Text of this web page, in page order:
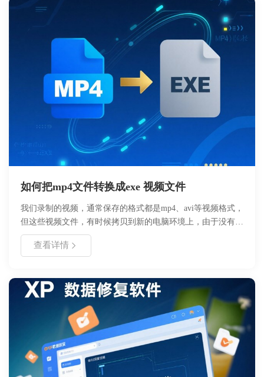
技术背景，即可通过简单的三步操作找回丢失数据。建议在使
用前仔细阅读本手册，以确保数据恢复过程顺利且安全。
如何把mp4文件转换成exe 视频文件
我们录制的视频，通常保存的格式都是mp4、avi等视频格式，
但这些视频文件，有时候拷贝到新的电脑环境上，由于没有安
装相关的播放器，或者没有安装相关播放器的解码器，是无法
正常播放这些文件的。好哈屏幕录制，为了解决这个问题，开
面都可以直接执行
查看详情